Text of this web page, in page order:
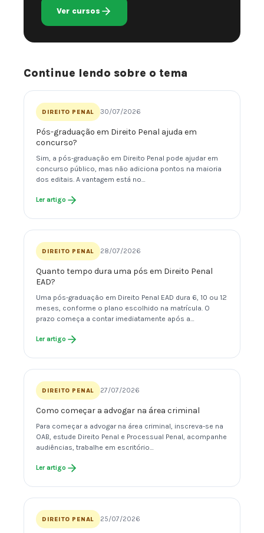
Ver cursos
Continue lendo sobre o tema
DIREITO PENAL 30/07/2026
Pós-graduação em Direito Penal ajuda em
concurso?
Sim, a pós-graduação em Direito Penal pode ajudar em
concurso público, mas não adiciona pontos na maioria
dos editais. A vantagem está no…
Ler artigo
DIREITO PENAL 28/07/2026
Quanto tempo dura uma pós em Direito Penal
EAD?
Uma pós-graduação em Direito Penal EAD dura 6, 10 ou 12
meses, conforme o plano escolhido na matrícula. O
prazo começa a contar imediatamente após a…
Ler artigo
DIREITO PENAL 27/07/2026
Como começar a advogar na área criminal
Para começar a advogar na área criminal, inscreva-se na
OAB, estude Direito Penal e Processual Penal, acompanhe
audiências, trabalhe em escritório…
Ler artigo
DIREITO PENAL 25/07/2026